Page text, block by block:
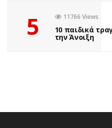
5 11766 Views
10 παιδικά
την Άνοιξη
Πόσες φορές έχετε ακούσει το
Ανάμεσα σε παραλίες και ζεστά
πάντα εκείνη η στιγμή που το